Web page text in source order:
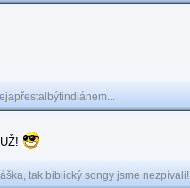
tak biblický songy jsme nezpívali!